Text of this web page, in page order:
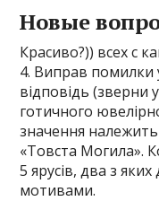
Новые
Красиво?)) всех с
4. Виправ помилки
відповідь (зверни
готичного
значення належить
«Товста Могила».
5 ярусів, два з
мотивами.